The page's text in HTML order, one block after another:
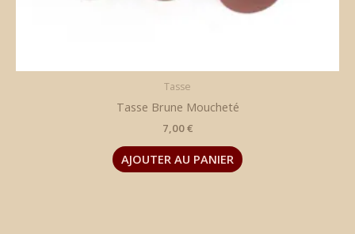
Tasse
Tasse Brune Moucheté
7,00€
AJOUTER AU PANIER